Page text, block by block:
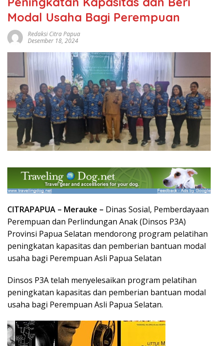
Modal Usaha Bagi Perempuan
Redaksi Citra Papua
Desember 18, 2024
CITRAPAPUA – Merauke – Dinas Sosial, Pemberdayaan
Perempuan dan Perlindungan Anak (Dinsos P3A)
Provinsi Papua Selatan mendorong program pelatihan
peningkatan kapasitas dan pemberian bantuan modal
usaha bagi Perempuan Asli Papua Selatan
Dinsos P3A telah menyelesaikan program pelatihan
peningkatan kapasitas dan pemberian bantuan modal
usaha bagi Perempuan Asli Papua Selatan.